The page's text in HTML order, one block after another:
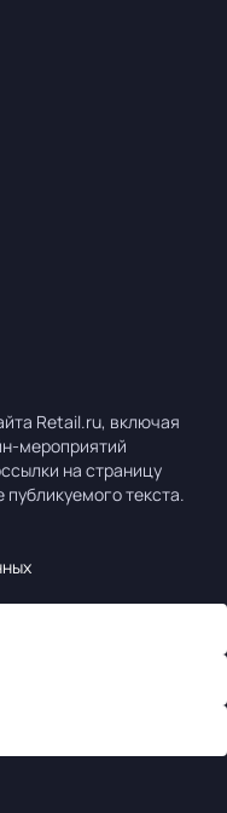
Retail.ru, включая
мероприятий
на страницу
текста.